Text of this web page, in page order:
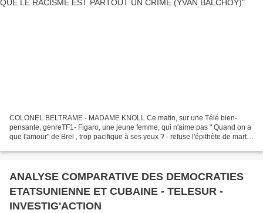
COLONEL BELTRAME - MADAME KNOLL Ce matin, sur une Télé bien-
pensante, genreTF1- Figaro, une jeune femme, qui n'aime pas " Quand on a
que l'amour" de Brel , trop pacifique à ses yeux ? - refuse l'épithète de martyr
ANALYSE COMPARATIVE DES DEMOCRATIES
ETATSUNIENNE ET CUBAINE - TELESUR -
INVESTIG'ACTION